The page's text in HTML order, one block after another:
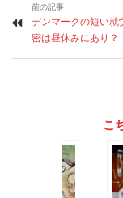
前の記事
デンマークの短い就
密は昼休みにあり？
こ